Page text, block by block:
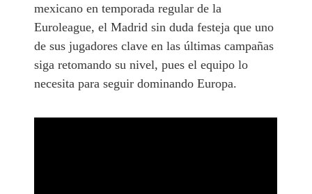
mexicano en temporada regular de la
Euroleague, el Madrid sin duda festeja que uno
de sus jugadores clave en las últimas campañas
siga retomando su nivel, pues el equipo lo
necesita para seguir dominando Europa.